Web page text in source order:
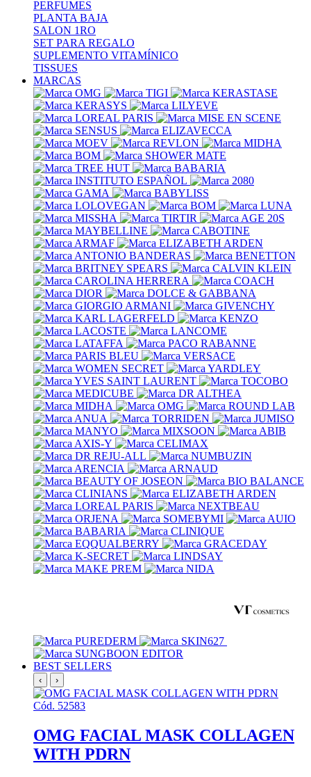
PERFUMES
PLANTA BAJA
SALON 1RO
SET PARA REGALO
SUPLEMENTO VITAMÍNICO
TISSUES
MARCAS
BEST SELLERS
‹ ›
Cód. 52583
OMG FACIAL MASK COLLAGEN
WITH PDRN